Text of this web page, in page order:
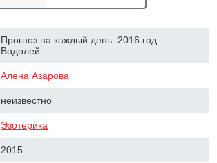
Прогноз на каждый день. 2016 год.
Водолей
Алена Азарова
неизвестно
Эзотерика
2015